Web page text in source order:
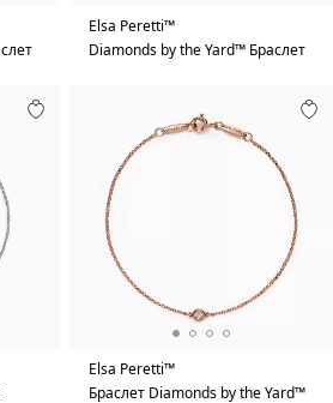
Elsa Peretti™
Diamonds by the Yard™ Браслет
Elsa Peretti™
Браслет Diamonds by the Yard™